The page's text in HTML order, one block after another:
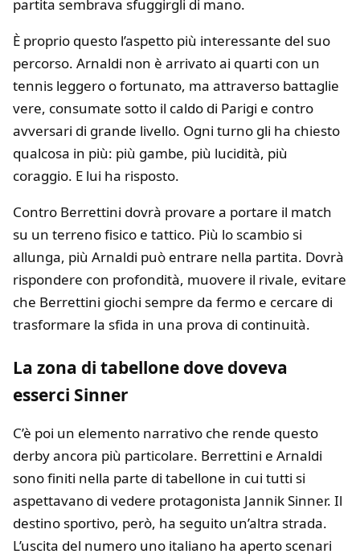
partita sembrava sfuggirgli di mano.
È proprio questo l’aspetto più interessante del suo
percorso. Arnaldi non è arrivato ai quarti con un
tennis leggero o fortunato, ma attraverso battaglie
vere, consumate sotto il caldo di Parigi e contro
avversari di grande livello. Ogni turno gli ha chiesto
qualcosa in più: più gambe, più lucidità, più
coraggio. E lui ha risposto.
Contro Berrettini dovrà provare a portare il match
su un terreno fisico e tattico. Più lo scambio si
allunga, più Arnaldi può entrare nella partita. Dovrà
rispondere con profondità, muovere il rivale, evitare
che Berrettini giochi sempre da fermo e cercare di
trasformare la sfida in una prova di continuità.
La zona di tabellone dove doveva
esserci Sinner
C’è poi un elemento narrativo che rende questo
derby ancora più particolare. Berrettini e Arnaldi
sono finiti nella parte di tabellone in cui tutti si
aspettavano di vedere protagonista Jannik Sinner. Il
destino sportivo, però, ha seguito un’altra strada.
L’uscita del numero uno italiano ha aperto scenari